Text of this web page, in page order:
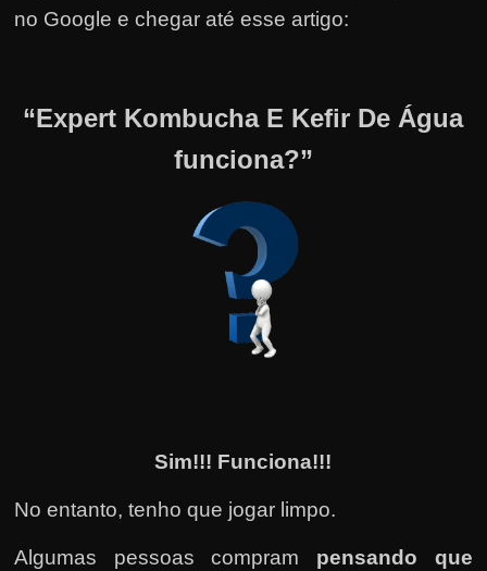
no Google e chegar até esse artigo:
“Expert Kombucha E Kefir De Água
funciona?”
Sim!!! Funciona!!!
No entanto, tenho que jogar limpo.
Algumas pessoas compram pensando que